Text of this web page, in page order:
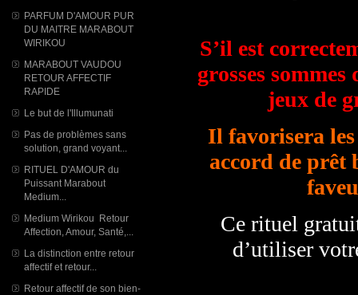
PARFUM D'AMOUR PUR
DU MAITRE MARABOUT
WIRIKOU
MARABOUT VAUDOU
RETOUR AFFECTIF
RAPIDE
Le but de l'Illumunati
Pas de problèmes sans
solution, grand voyant...
RITUEL D'AMOUR du
Puissant Marabout
Medium...
Medium Wirikou Retour
Affection, Amour, Santé,...
La distinction entre retour
affectif et retour...
Retour affectif de son bien-
S’il est
grosses
jeux de
Il favorisera les
accord de prêt
Ce rituel
d’utiliser